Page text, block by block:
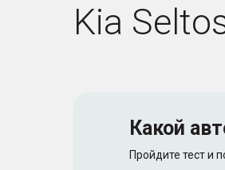
Kia
Какой
Пройдите тест и